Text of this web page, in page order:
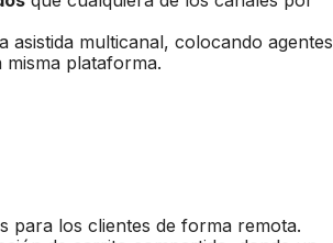
asistida multicanal, colocando agentes
misma plataforma.
para los clientes de forma remota.